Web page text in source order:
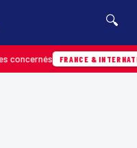
🔍
FRANCE & INTERNATIONALE